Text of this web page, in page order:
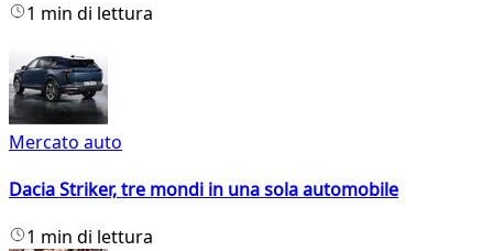
1 min di lettura
Mercato auto
Dacia Striker, tre mondi in una sola automobile
1 min di lettura